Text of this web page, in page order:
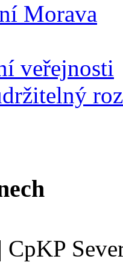
Morava
veřejnosti
| CpKP